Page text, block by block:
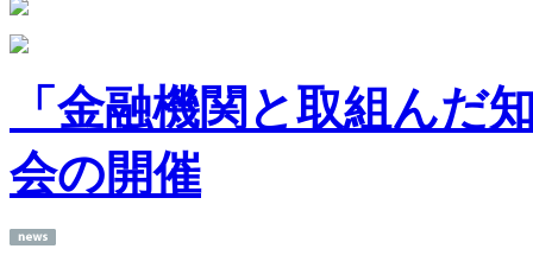
「金融機関と取組んだ
会の開催